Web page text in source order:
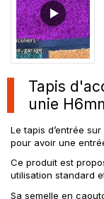
Tapis
unie
Le tapis d’entrée
pour avoir une
Ce produit est
utilisation standard
Sa semelle en